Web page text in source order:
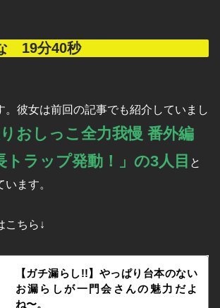
19分40秒
。彼女は前回の記事でも紹介していまし
りおしっこ全力我慢 番外編
トラップ発動！」の3人目 と
ます。
こちら↓
【ガチ漏らし!!】やっぱり台本のない
お漏らしが一門会さんの魅力だよ
ね〜。